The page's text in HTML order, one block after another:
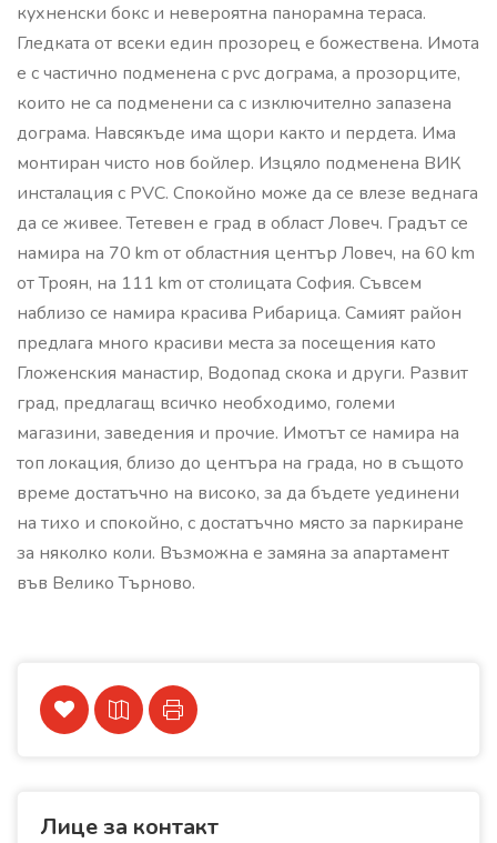
кухненски бокс и невероятна панорамна тераса.
Гледката от всеки един прозорец е божествена. Имота
е с частично подменена с pvc дограма, а прозорците,
които не са подменени са с изключително запазена
дограма. Навсякъде има щори както и пердета. Има
монтиран чисто нов бойлер. Изцяло подменена ВИК
инсталация с PVC. Спокойно може да се влезе веднага
да се живее. Тетевен е град в област Ловеч. Градът се
намира на 70 km от областния център Ловеч, на 60 km
от Троян, на 111 km от столицата София. Съвсем
наблизо се намира красива Рибарица. Самият район
предлага много красиви места за посещения като
Гложенския манастир, Водопад скока и други. Развит
град, предлагащ всичко необходимо, големи
магазини, заведения и прочие. Имотът се намира на
топ локация, близо до центъра на града, но в същото
време достатъчно на високо, за да бъдете уединени
на тихо и спокойно, с достатъчно място за паркиране
за няколко коли. Възможна е замяна за апартамент
във Велико Търново.
Лице за контакт